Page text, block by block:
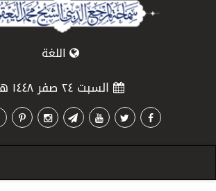
اللغة
السبت ٢٤ صفر ١٤٤٨ هـ